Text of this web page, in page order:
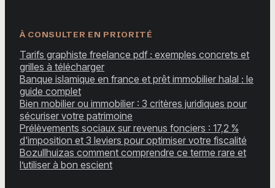
À CONSULTER EN PRIORITÉ
Tarifs graphiste freelance pdf : exemples concrets et
grilles à télécharger
Banque islamique en france et prêt immobilier halal : le
guide complet
Bien mobilier ou immobilier : 3 critères juridiques pour
sécuriser votre patrimoine
Prélèvements sociaux sur revenus fonciers : 17,2 %
d'imposition et 3 leviers pour optimiser votre fiscalité
Bozullhuizas comment comprendre ce terme rare et
l’utiliser à bon escient